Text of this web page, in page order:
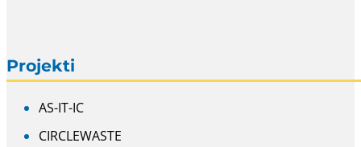
Projekti
AS-IT-IC
CIRCLEWASTE